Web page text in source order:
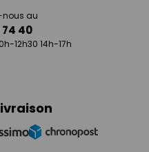
nous au
74 40
12h30 14h-17h